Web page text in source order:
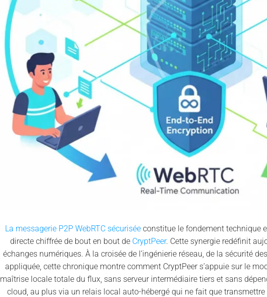
La messagerie P2P WebRTC sécurisée constitue le fondement technique
directe chiffrée de bout en bout de CryptPeer. Cette synergie redéfinit
échanges numériques. À la croisée de l’ingénierie réseau, de la sécurité
appliquée, cette chronique montre comment CryptPeer s’appuie sur le
maîtrise locale totale du flux, sans serveur intermédiaire tiers et sans
cloud, au plus via un relais local auto-hébergé qui ne fait que